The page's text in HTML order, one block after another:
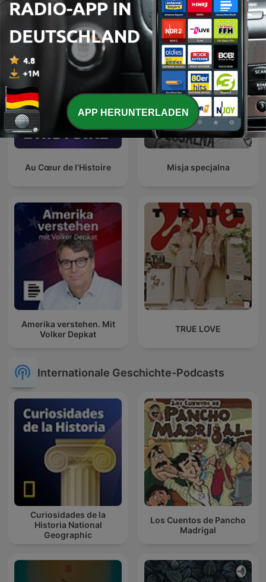
Podcast Wojenne Historie Podcast Historyczny
Au Cœur de l'Histoire Misja specjalna
Amerika verstehen. Mit
Volker Depkat
TRUE LOVE
Internationale Geschichte-Podcasts
Curiosidades de la
Historia National
Geographic
Los Cuentos de Pancho
Madrigal
APP HERUNTERLADEN